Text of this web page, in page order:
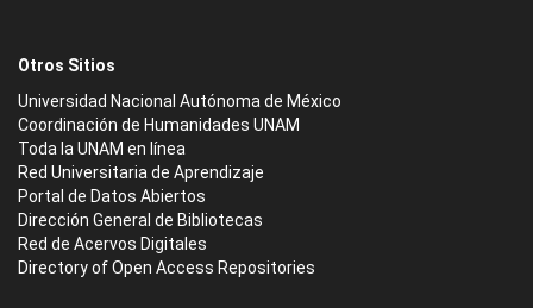
Otros Sitios
Universidad Nacional Autónoma de México
Coordinación de Humanidades UNAM
Toda la UNAM en línea
Red Universitaria de Aprendizaje
Portal de Datos Abiertos
Dirección General de Bibliotecas
Red de Acervos Digitales
Directory of Open Access Repositories